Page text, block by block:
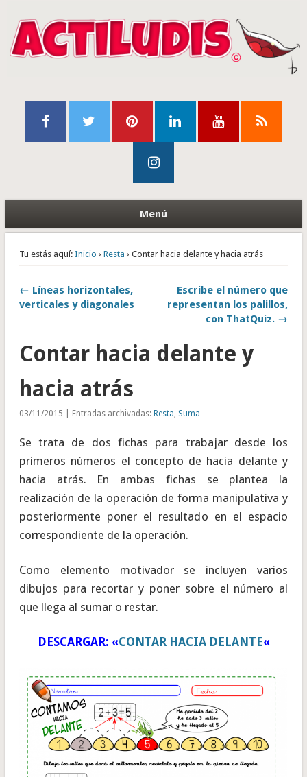
Menú
Tu estás aquí: Inicio › Resta › Contar hacia delante y hacia atrás
← Líneas horizontales,
verticales y diagonales
Escribe el número que
representan los palillos,
con ThatQuiz. →
Contar hacia delante y
hacia atrás
03/11/2015 | Entradas archivadas: Resta, Suma
Se trata de dos fichas para trabajar desde los
primeros números el concepto de hacia delante y
hacia atrás. En ambas fichas se plantea la
realización de la operación de forma manipulativa y
posteriormente poner el resultado en el espacio
correspondiente de la operación.
Como elemento motivador se incluyen varios
dibujos para recortar y poner sobre el número al
que llega al sumar o restar.
DESCARGAR: «CONTAR HACIA DELANTE«